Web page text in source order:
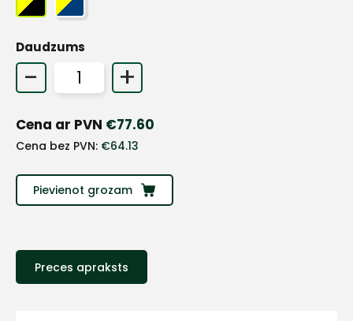
Daudzums
- +
Cena ar PVN €77.60
Cena bez PVN: €64.13
Pievienot grozam
Preces apraksts+